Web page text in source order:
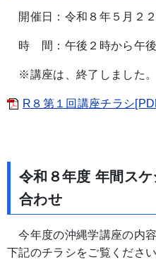
開催日：令和８年５月２２
時 間：午後２時から午後
※講座は、終了しました。
R８第１回講座チラシ
令和８年度 年間ス
合わせ
今年度の沖縄学講座の内
下記のチラシをご覧ください